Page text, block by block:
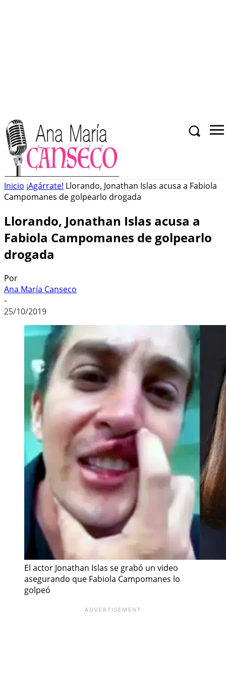
Inicio ¡Agárrate! Llorando, Jonathan Islas acusa a Fabiola
Campomanes de golpearlo drogada
Llorando, Jonathan Islas acusa a
Fabiola Campomanes de golpearlo
drogada
Por
Ana María Canseco
-
25/10/2019
El actor Jonathan Islas se grabó un video
asegurando que Fabiola Campomanes lo
golpeó